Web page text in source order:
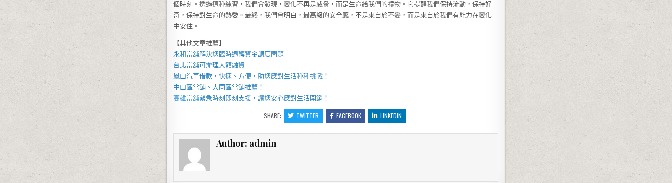
個時刻。透過這種練習，我們會發現，變化不再是威脅，而是生命給我們的禮物。它提醒我們保持流動，保持好
奇，保持對生命的熱愛。最終，我們會明白，最高級的安全感，不是來自於不變，而是來自於我們有能力在變化
中安住。
【其他文章推薦】
永和當舖解決您臨時週轉資金調度問題
台北當舖可辦理大額融資
鳳山汽車借款 ，快速、方便，助您應對生活種種挑戰！
中山區當舖 、大同區當舖推薦！
高雄當舖緊急時刻即刻支援，讓您安心應對生活開銷！
SHARE: TWITTER FACEBOOK LINKEDIN
Author: admin